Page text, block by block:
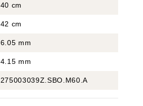
40 cm
42 cm
6.05 mm
4.15 mm
275003039Z.SBO.M60.A